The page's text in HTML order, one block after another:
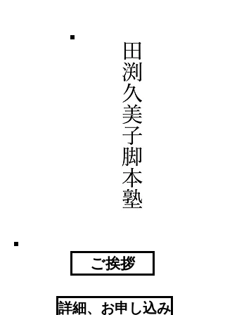
ご挨拶
詳細、お申し込み